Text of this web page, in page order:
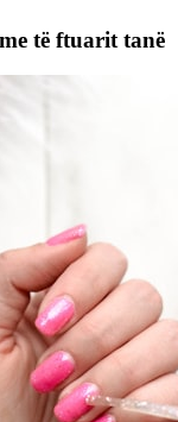
të ftuarit tanë